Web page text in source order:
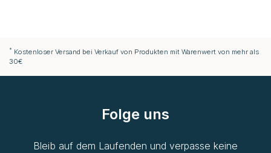
* Kostenloser Versand bei Verkauf von Produkten mit Warenwert von mehr als
30€
Folge uns
Bleib auf dem Laufenden und verpasse keine